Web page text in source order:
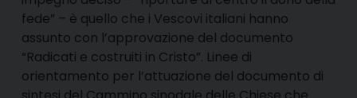
fede” – è quello che i Vescovi italiani hanno
assunto con l’approvazione del documento
“Radicati e costruiti in Cristo”. Linee di
orientamento per l’attuazione del documento di